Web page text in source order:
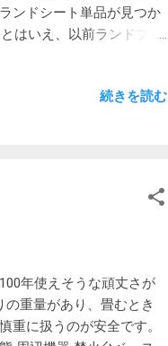
ンドシート単品が見つか
はいえ、以前ランドブリ
でもありません。 悩んだ
マット］ セット内容：本
／発泡ウレタン5mm、 裏
イントバック ハピタス
実際に使ってみて 三連
と思っていました。で
続きを読む
年使えそうな頑丈さが
重量があり、畳むとき
重に扱うのが安全です。